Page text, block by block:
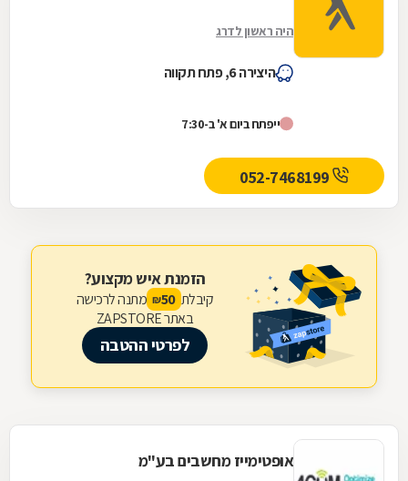
היה ראשון לדרג
היצירה 6, פתח תקווה
ייפתח ביום א' ב-7:30
הזמנת איש מקצוע?
קיבלת 50
₪ מתנה לרכישה
באתר ZAPSTORE
לפרטי ההטבה
אופטימייז מחשבים בע"מ